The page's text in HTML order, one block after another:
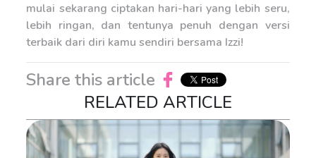
mulai sekarang ciptakan hari-hari yang lebih seru,
lebih ringan, dan tentunya penuh dengan versi
terbaik dari diri kamu sendiri bersama Izzi!
Share this article
RELATED ARTICLE